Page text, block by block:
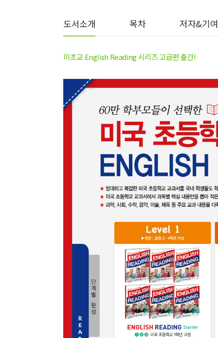
도서소개 목차 저자&기
미초교 English Reading 시리즈 고급편 출간!